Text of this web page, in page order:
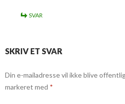
SVAR
SKRIV ET SVAR
Din e-mailadresse vil ikke blive
markeret med *